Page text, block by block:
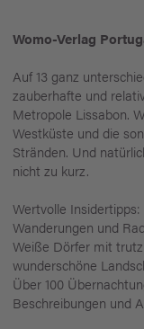
Womo-Verlag
Auf 13 ganz
zauber­hafte und
Metropole Lissabon.
Westküste und die
Stränden. Und
nicht zu kurz.
Wertvolle
Wanderungen und
Weiße Dörfer mit
wunderschöne
Über 100
Beschreibungen und